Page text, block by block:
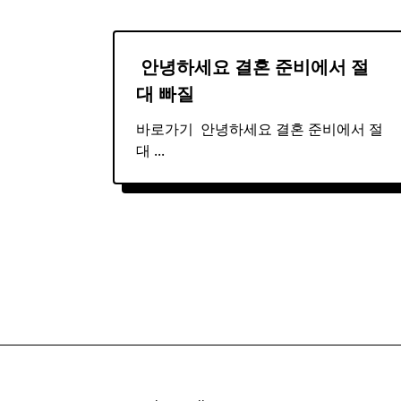
​ 안녕하세요 결혼 준비에서 절
대 빠질
바로가기 ​ 안녕하세요 결혼 준비에서 절
대 ...